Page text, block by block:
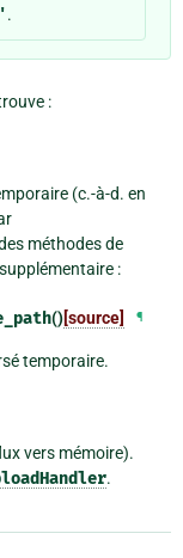
.
:
(c.-à-d. en
méthodes de
:
()[source] ¶
temporaire.
vers mémoire).
.